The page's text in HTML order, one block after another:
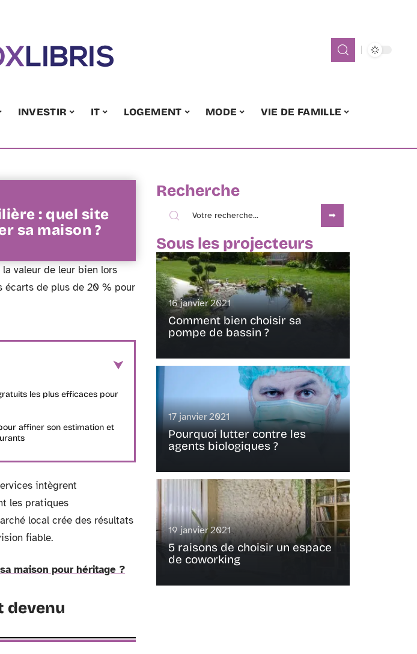
INVESTIR IT LOGEMENT MODE
VIE DE FAMILLE
: quel site
sa maison ?
valeur de leur bien lors
écarts de plus de 20 % pour
les plus efficaces pour
affiner son estimation et
intègrent
les pratiques
local crée des résultats
fiable.
maison pour héritage ?
devenu
Recherche
Sous les projecteurs
16 janvier 2021
Comment bien choisir sa
pompe de bassin ?
17 janvier 2021
Pourquoi lutter contre les
agents biologiques ?
19 janvier 2021
5 raisons de choisir un espace
de coworking